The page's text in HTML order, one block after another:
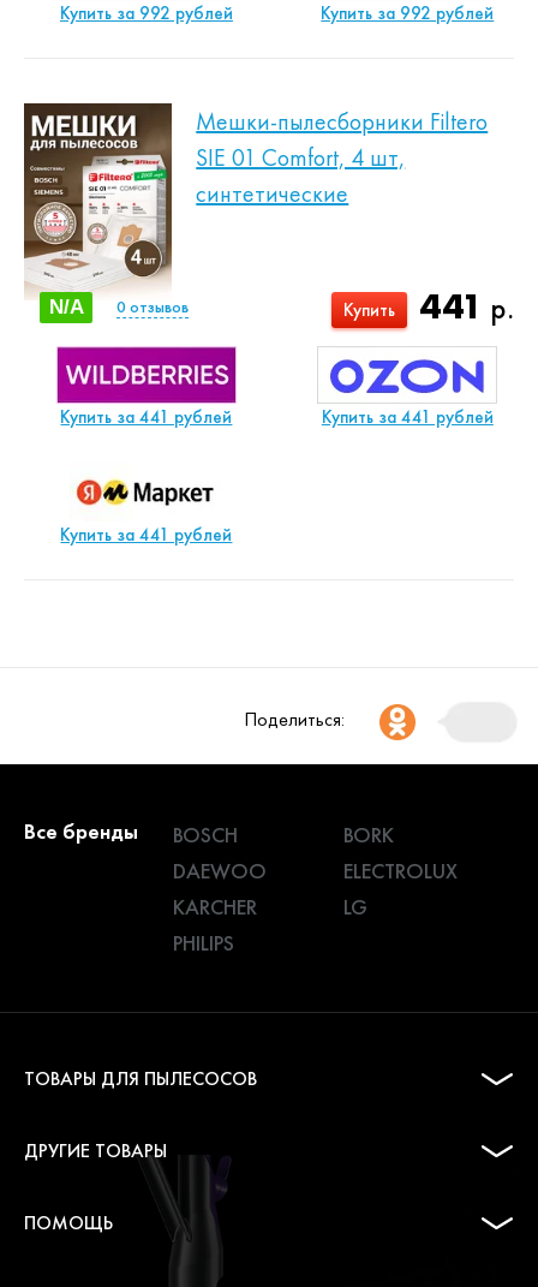
Купить за 992 рублей Купить за 992 рублей
Мешки-пылесборники Filtero
SIE 01 Comfort, 4 шт,
синтетические
441 р.
Купить
N/A 0 отзывов
Купить за 441 рублей Купить за 441 рублей
Купить за 441 рублей
Поделиться:
Все бренды BOSCH
BORK
DAEWOO
ELECTROLUX
KARCHER
LG
PHILIPS
ТОВАРЫ ДЛЯ ПЫЛЕСОСОВ
ДРУГИЕ ТОВАРЫ
ПОМОЩЬ